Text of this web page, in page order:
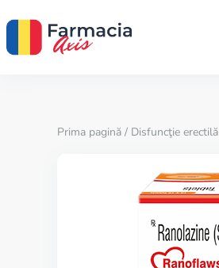
Prima pagină / Disfuncţie erectilă